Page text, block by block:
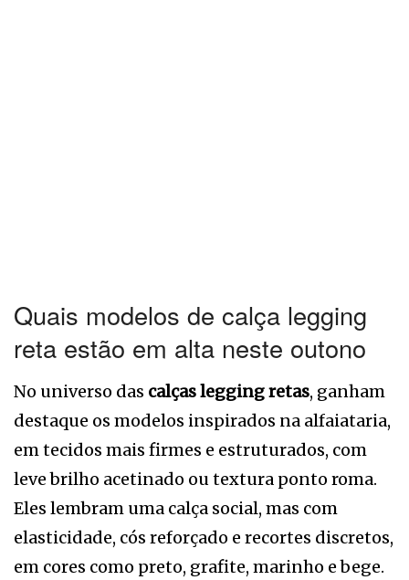
Quais modelos de calça legging
reta estão em alta neste outono
No universo das calças legging retas, ganham
destaque os modelos inspirados na alfaiataria,
em tecidos mais firmes e estruturados, com
leve brilho acetinado ou textura ponto roma.
Eles lembram uma calça social, mas com
elasticidade, cós reforçado e recortes discretos,
em cores como preto, grafite, marinho e bege.